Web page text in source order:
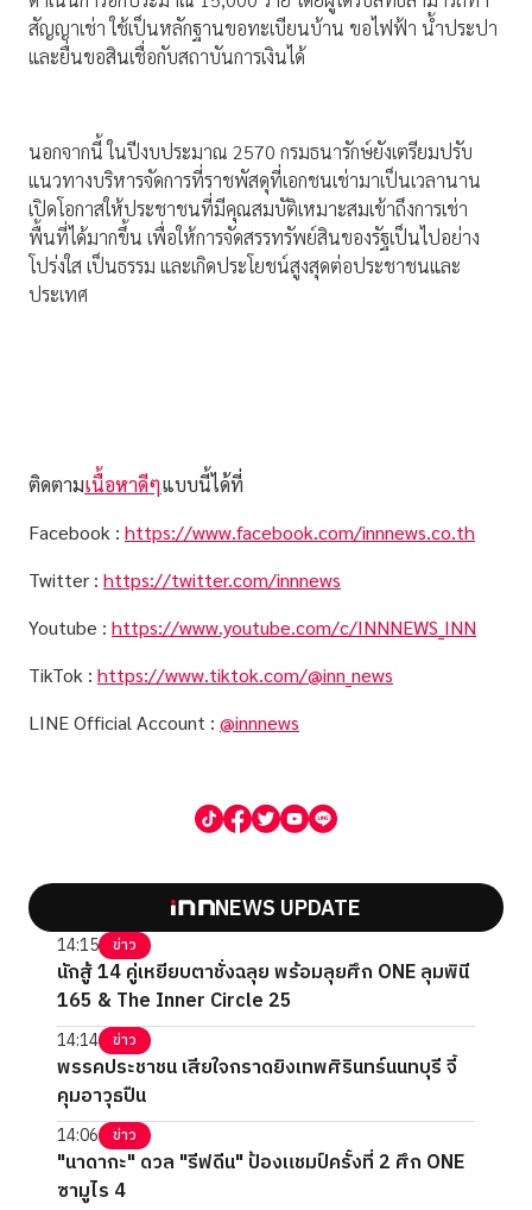
สัญญาเช่า ใช้เป็นหลักฐานขอทะเบียนบ้าน ขอไฟฟ้า น้ำประปา
และยื่นขอสินเชื่อกับสถาบันการเงินได้
นอกจากนี้ ในปีงบประมาณ 2570 กรมธนารักษ์ยังเตรียมปรับ
แนวทางบริหารจัดการที่ราชพัสดุที่เอกชนเช่ามาเป็นเวลานาน
เปิดโอกาสให้ประชาชนที่มีคุณสมบัติเหมาะสมเข้าถึงการเช่า
พื้นที่ได้มากขึ้น เพื่อให้การจัดสรรทรัพย์สินของรัฐเป็นไปอย่าง
โปร่งใส เป็นธรรม และเกิดประโยชน์สูงสุดต่อประชาชนและ
ประเทศ
ติดตามเนื้อหาดีๆแบบนี้ได้ที่
Facebook : https://www.facebook.com/innnews.co.th
Twitter : https://twitter.com/innnews
Youtube : https://www.youtube.com/c/INNNEWS_INN
TikTok : https://www.tiktok.com/@inn_news
LINE Official Account : @innnews
NEWS UPDATE
14:15 ข่าว
นักสู้ 14 คู่เหยียบตาชั่งฉลุย พร้อมลุยศึก ONE ลุมพินี
165 & The Inner Circle 25
14:14 ข่าว
พรรคประชาชน เสียใจกราดยิงเทพศิรินทร์นนทบุรี จี้
คุมอาวุธปืน
14:06 ข่าว
"นาดากะ" ดวล "รีฟดีน" ป้องแชมป์ครั้งที่ 2 ศึก ONE
ซามูไร 4